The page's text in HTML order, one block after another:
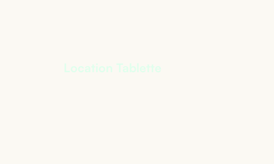
Location Tablette